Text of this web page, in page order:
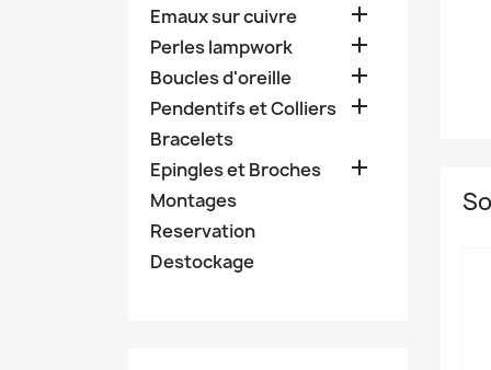
Emaux sur cuivre 
Perles lampwork 
Boucles d'oreille 
Pendentifs et Colliers 
Bracelets
Epingles et Broches

Montages
Reservation
Destockage